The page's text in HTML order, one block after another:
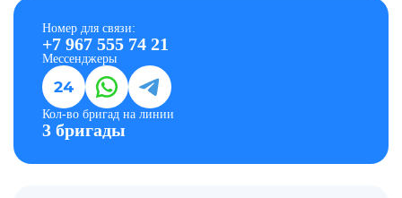
Номер для связи:
+7 967 555 74 21
Мессенджеры
Кол-во бригад на линии
3 бригады